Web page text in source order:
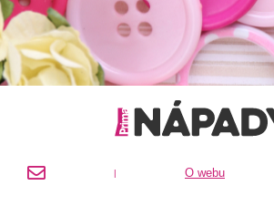
O webu